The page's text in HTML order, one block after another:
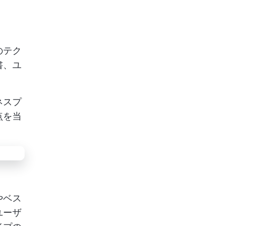
ク
、ユ
スプ
を当
ス
ーザ